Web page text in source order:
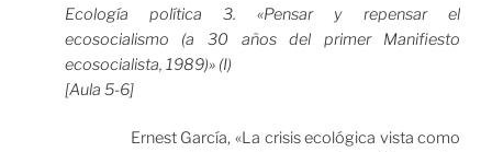
Ecología política 3. «Pensar y repensar el
ecosocialismo (a 30 años del primer Manifiesto
ecosocialista, 1989)» (I)
[Aula 5-6]
Ernest García, «La crisis ecológica vista como